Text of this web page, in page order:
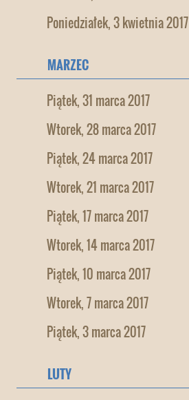
Poniedziałek, 3 kwietnia 2017
MARZEC
Piątek, 31 marca 2017
Wtorek, 28 marca 2017
Piątek, 24 marca 2017
Wtorek, 21 marca 2017
Piątek, 17 marca 2017
Wtorek, 14 marca 2017
Piątek, 10 marca 2017
Wtorek, 7 marca 2017
Piątek, 3 marca 2017
LUTY